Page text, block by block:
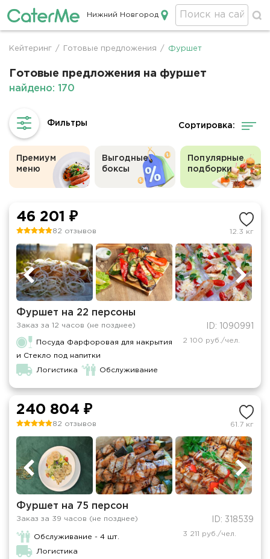
Кейтеринг в Нижнем Новгороде
Нижний Новгород
Строка
Кейтеринг / Готовые предложения / Фуршет
Готовые предложения на фуршет
найдено: 170
Сортировка:
Премиум
меню
Выгодные
боксы
Популярные
подборки
46 201 ₽
82 отзывов 12.3 кг
Фуршет на 22 персоны
Заказ за 12 часов (не позднее) ID: 1090991
Посуда Фарфоровая для накрытия
и Стекло под напитки
Логистика Обслуживание
2 100 руб./чел.
240 804 ₽
82 отзывов 61.7 кг
Фуршет на 75 персон
Заказ за 39 часов (не позднее) ID: 318539
Обслуживание - 4 шт.
Логистика
3 211 руб./чел.